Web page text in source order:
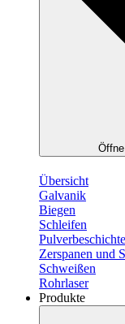
Übersicht
Galvanik
Biegen
Schleifen
Zerspanen und
Schweißen
Rohrlaser
Produkte